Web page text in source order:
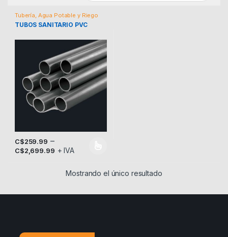
Tubería, Agua Potable y Riego
TUBOS SANITARIO PVC
C$259.99 –
C$2,699.99 + IVA
Este producto tiene múltiples variantes. Las opciones se
Mostrando el único resultado